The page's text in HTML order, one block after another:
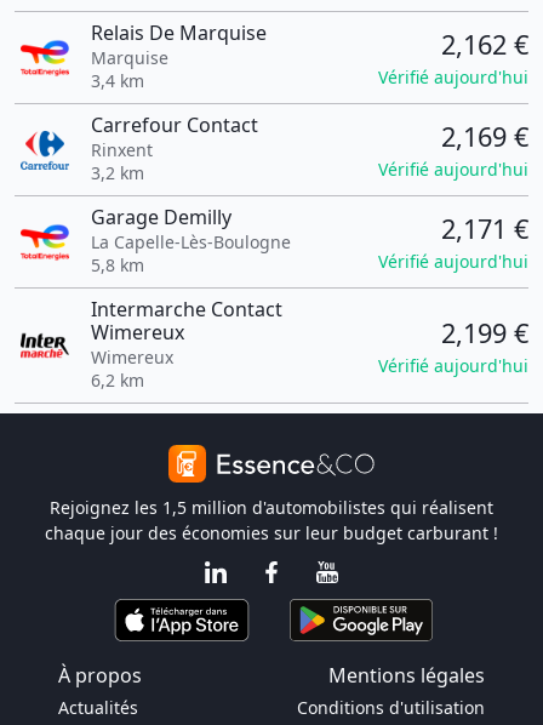
Relais De Marquise
Marquise
3,4 km
2,162 €
Vérifié aujourd'hui
Carrefour Contact
Rinxent
3,2 km
2,169 €
Vérifié aujourd'hui
Garage Demilly
La Capelle-Lès-Boulogne
5,8 km
2,171 €
Vérifié aujourd'hui
Intermarche Contact
Wimereux
Wimereux
6,2 km
2,199 €
Vérifié aujourd'hui
Rejoignez les 1,5 million d'automobilistes qui réalisent
chaque jour des économies sur leur budget carburant !
À propos Mentions légales
Actualités
Conditions d'utilisation